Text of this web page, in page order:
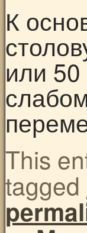
К
или
This
tagged